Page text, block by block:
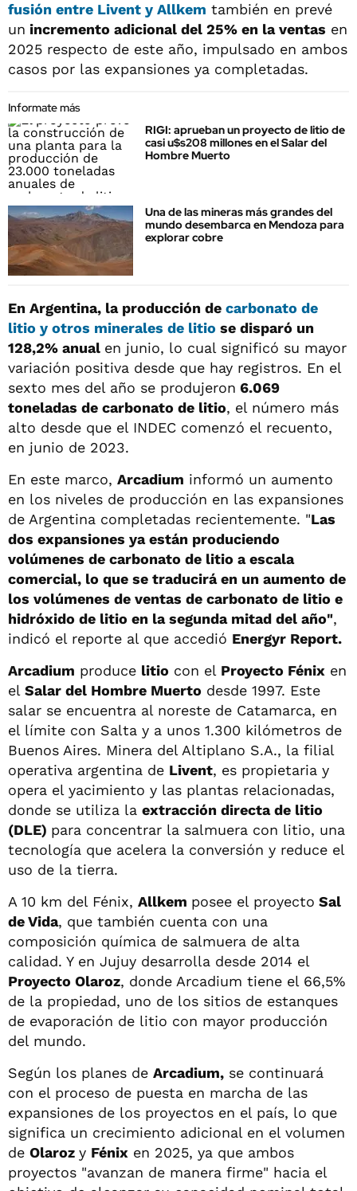
fusión entre Livent y Allkem también en prevé
un incremento adicional del 25% en la ventas en
2025 respecto de este año, impulsado en ambos
casos por las expansiones ya completadas.
Informate más
RIGI: aprueban un proyecto de litio de
casi u$s208 millones en el Salar del
Hombre Muerto
Una de las mineras más grandes del
mundo desembarca en Mendoza para
explorar cobre
En Argentina, la producción de carbonato de
litio y otros minerales de litio se disparó un
128,2% anual en junio, lo cual significó su mayor
variación positiva desde que hay registros. En el
sexto mes del año se produjeron 6.069
toneladas de carbonato de litio, el número más
alto desde que el INDEC comenzó el recuento,
en junio de 2023.
En este marco, Arcadium informó un aumento
en los niveles de producción en las expansiones
de Argentina completadas recientemente. "Las
dos expansiones ya están produciendo
volúmenes de carbonato de litio a escala
comercial, lo que se traducirá en un aumento de
los volúmenes de ventas de carbonato de litio e
hidróxido de litio en la segunda mitad del año",
indicó el reporte al que accedió Energyr Report.
Arcadium produce litio con el Proyecto Fénix en
el Salar del Hombre Muerto desde 1997. Este
salar se encuentra al noreste de Catamarca, en
el límite con Salta y a unos 1.300 kilómetros de
Buenos Aires. Minera del Altiplano S.A., la filial
operativa argentina de Livent, es propietaria y
opera el yacimiento y las plantas relacionadas,
donde se utiliza la extracción directa de litio
(DLE) para concentrar la salmuera con litio, una
tecnología que acelera la conversión y reduce el
uso de la tierra.
A 10 km del Fénix, Allkem posee el proyecto Sal
de Vida, que también cuenta con una
composición química de salmuera de alta
calidad. Y en Jujuy desarrolla desde 2014 el
Proyecto Olaroz, donde Arcadium tiene el 66,5%
de la propiedad, uno de los sitios de estanques
de evaporación de litio con mayor producción
del mundo.
Según los planes de Arcadium, se continuará
con el proceso de puesta en marcha de las
expansiones de los proyectos en el país, lo que
significa un crecimiento adicional en el volumen
de Olaroz y Fénix en 2025, ya que ambos
proyectos "avanzan de manera firme" hacia el